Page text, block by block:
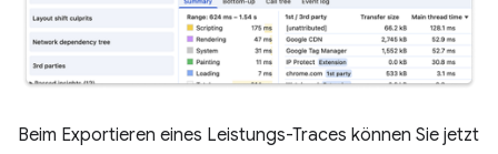
Beim Exportieren eines Leistungs-Traces können Sie jetzt